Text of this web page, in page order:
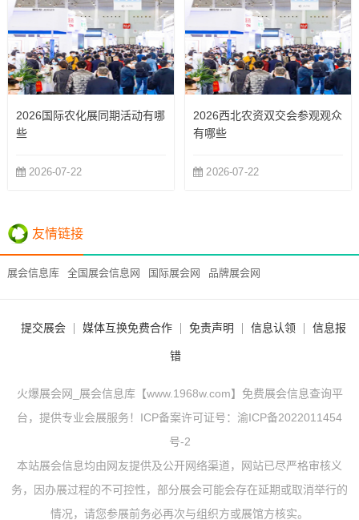
2026国际农化展同期活动有哪
些
2026-07-22
2026西北农资双交会参观观众
有哪些
2026-07-22
友情链接
展会信息库 全国展会信息网 国际展会网 品牌展会网
提交展会 媒体互换免费合作 免责声明 信息认领 信息报
错
火爆展会网_展会信息库【www.1968w.com】免费展会信息查询平
台，提供专业会展服务！ICP备案许可证号： 渝ICP备2022011454
号-2
本站展会信息均由网友提供及公开网络渠道，网站已尽严格审核义
务，因办展过程的不可控性，部分展会可能会存在延期或取消举行的
情况，请您参展前务必再次与组织方或展馆方核实。